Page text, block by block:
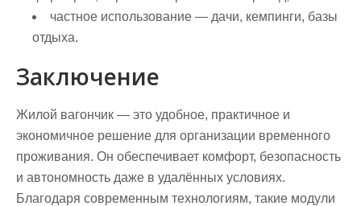
частное использование — дачи, кемпинги, базы
отдыха.
Заключение
Жилой вагончик — это удобное, практичное и
экономичное решение для организации временного
проживания. Он обеспечивает комфорт, безопасность
и автономность даже в удалённых условиях.
Благодаря современным технологиям, такие модули